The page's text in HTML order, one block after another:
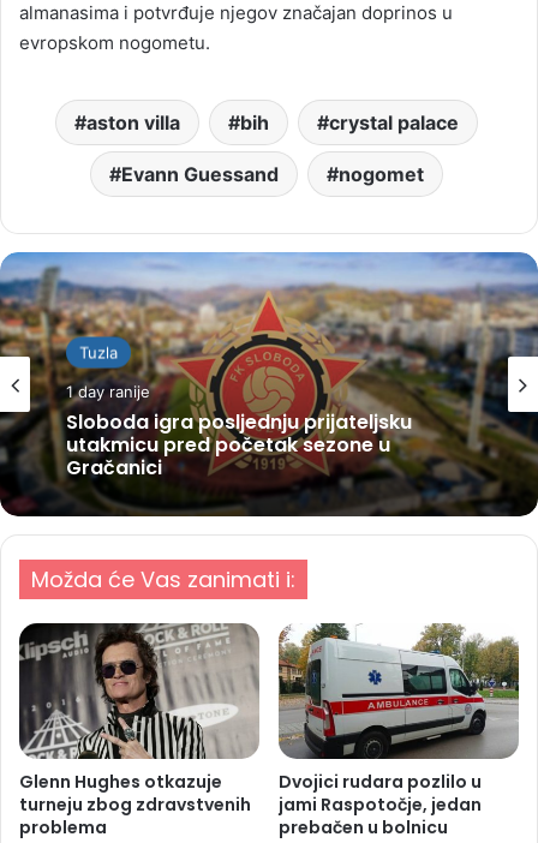
almanasima i potvrđuje njegov značajan doprinos u
evropskom nogometu.
aston villa bih crystal palace
Evann Guessand nogomet
Tuzla
1 day ranije
Sloboda igra posljednju prijateljsku
utakmicu pred početak sezone u
Gračanici
Možda će Vas zanimati i:
Glenn Hughes otkazuje
turneju zbog zdravstvenih
problema
Dvojici rudara pozlilo u
jami Raspotočje, jedan
prebačen u bolnicu